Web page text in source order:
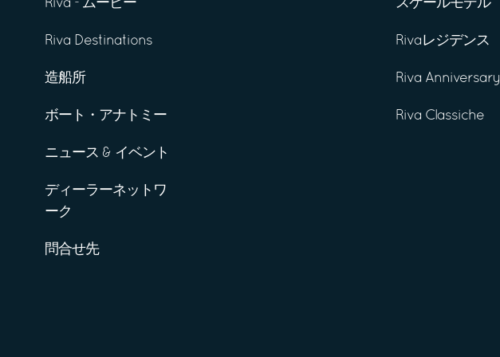
Riva - ムービー
Riva Destinations
造船所
ボート・アナトミー
ニュース & イベント
ディーラーネットワ
ーク
問合せ先
スケールモデル
Rivaレジデンス
Riva Anniversary
Riva Classiche